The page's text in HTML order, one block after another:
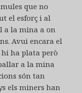
que no
el esforç i al
a la mina a on
Avui encara el
ha plata però
a la mina
són tan
els miners han